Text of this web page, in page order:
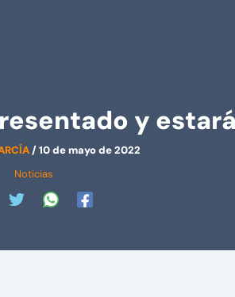
y
/10 de mayo de 2022
Noticias